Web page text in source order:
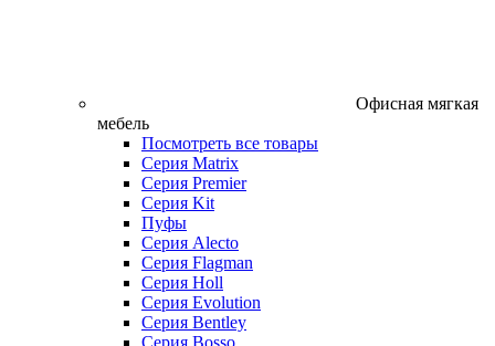
Офисная мягкая
мебель
Посмотреть все товары
Серия Matrix
Серия Premier
Серия Kit
Пуфы
Серия Alecto
Серия Flagman
Серия Holl
Серия Evolution
Серия Bentley
Серия Bosso